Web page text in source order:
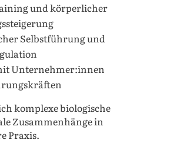
und körperlicher
Selbstführung und
Unternehmer:innen
komplexe biologische
Zusammenhänge in
Praxis.